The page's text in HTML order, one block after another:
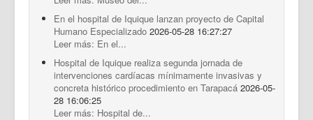
En el hospital de Iquique lanzan proyecto de Capital
Humano Especializado 2026-05-28 16:27:27
Leer más: En el...
Hospital de Iquique realiza segunda jornada de
intervenciones cardíacas mínimamente invasivas y
concreta histórico procedimiento en Tarapacá 2026-05-
28 16:06:25
Leer más: Hospital de...